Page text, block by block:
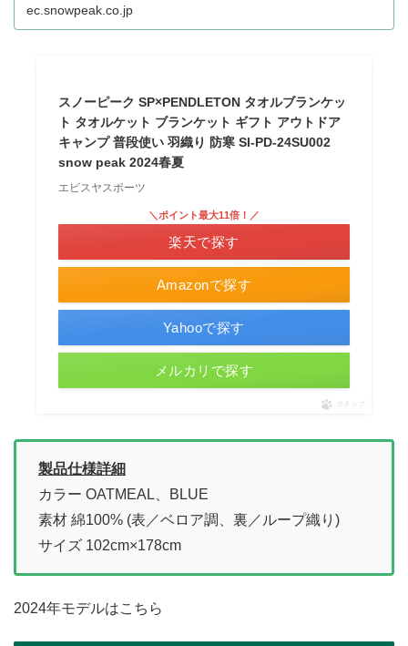
ec.snowpeak.co.jp
スノーピーク SP×PENDLETON タオルブランケッ
ト タオルケット ブランケット ギフト アウトドア
キャンプ 普段使い 羽織り 防寒 SI-PD-24SU002
snow peak 2024春夏
エビスヤスポーツ
Amazonで探す
＼ポイント最大11倍！／
楽天で探す
Yahooで探す
メルカリで探す
ポチップ
製品仕様詳細
カラー OATMEAL、BLUE
素材 綿100% (表／ベロア調、裏／ループ織り)
サイズ 102cm×178cm
2024年モデルはこちら